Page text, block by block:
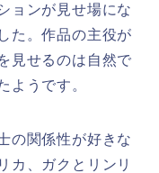
ョンが見せ場にな
た。作品の主役が
見せるのは自然で
ようです。
の関係性が好きな
カ、ガクとリンリ